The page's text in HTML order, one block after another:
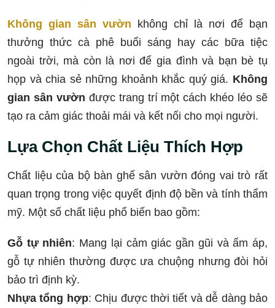
Không gian sân vườn không chỉ là nơi để bạn
thưởng thức cà phê buổi sáng hay các bữa tiệc
ngoài trời, mà còn là nơi để gia đình và bạn bè tụ
họp và chia sẻ những khoảnh khắc quý giá. Không
gian sân vườn được trang trí một cách khéo léo sẽ
tạo ra cảm giác thoải mái và kết nối cho mọi người.
Lựa Chọn Chất Liệu Thích Hợp
Chất liệu của bộ bàn ghế sân vườn đóng vai trò rất
quan trọng trong việc quyết định độ bền và tính thẩm
mỹ. Một số chất liệu phổ biến bao gồm:
Gỗ tự nhiên: Mang lại cảm giác gần gũi và ấm áp,
gỗ tự nhiên thường được ưa chuộng nhưng đòi hỏi
bảo trì định kỳ.
Nhựa tổng hợp: Chịu được thời tiết và dễ dàng bảo